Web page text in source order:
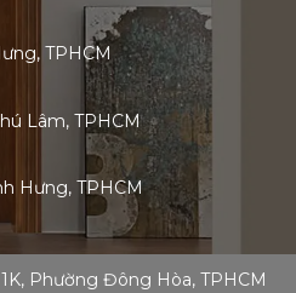
TPHCM
Lâm, TPHCM
Hưng, TPHCM
Phường Đông Hòa, TPHCM